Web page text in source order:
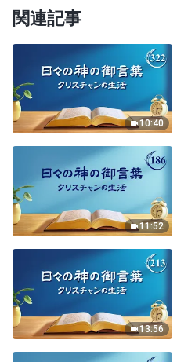
関連記事
10:40
11:52
13:56